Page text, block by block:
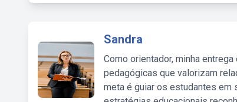
Sandra
Como orientador, minha
pedagógicas que valorizam
meta é guiar os estudantes em